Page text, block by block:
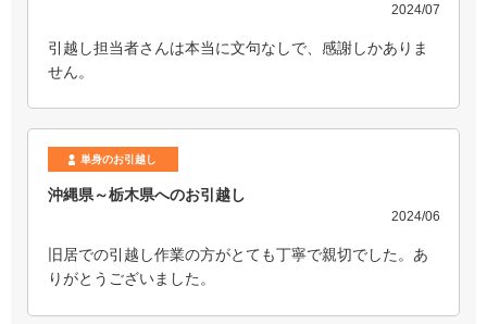
2024/07
引越し担当者さんは本当に文句なしで、感謝しかありま
せん。
単身のお引越し
沖縄県～栃木県へのお引越し
2024/06
旧居での引越し作業の方がとても丁寧で親切でした。あ
りがとうございました。